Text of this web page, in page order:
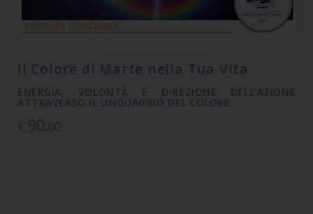
Il Colore di Marte nella Tua Vita
ENERGIA, VOLONTÀ E DIREZIONE DELL’AZIONE
ATTRAVERSO IL LINGUAGGIO DEL COLORE
€ 90,00